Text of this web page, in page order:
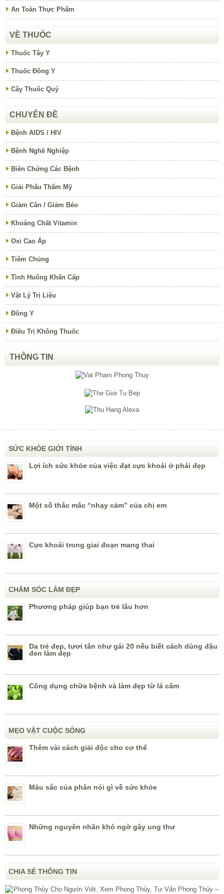
An Toàn Thực Phẩm
VỀ THUỐC
Thuốc Tây Y
Thuốc Đông Y
Cây Thuốc Quý
CHUYÊN ĐỀ
Bệnh AIDS / HIV
Bệnh Nghề Nghiệp
Biến Chứng Các Bệnh
Giải Phẩu Thẩm Mỹ
Giảm Cân / Giảm Béo
Khoáng Chất Vitamin
Oxi Cao Áp
Tiêm Chủng
Tình Huống Khẩn Cấp
Vật Lý Trị Liệu
Đông Y
Điều Trị Không Thuốc
THÔNG TIN
SỨC KHỎE GIỚI TÍNH
Lợi ích sức khỏe của việc đạt cực khoái ở phái đẹp
Một số thắc mắc “nhạy cảm” của chị em
Cực khoái trong giai đoạn mang thai
CHĂM SÓC LÀM ĐẸP
Phương pháp giúp bạn trẻ lâu hơn
Da trẻ đẹp, tươi tắn như gái 20 nếu biết cách dùng đậu
đen làm đẹp
Công dụng chữa bệnh và làm đẹp từ lá cẩm
MẸO VẶT CUỘC SỐNG
Thêm vài cách giải độc cho cơ thể
Màu sắc của phân nói gì về sức khỏe
Những nguyên nhân khó ngờ gây ung thư
CHIA SẺ THÔNG TIN